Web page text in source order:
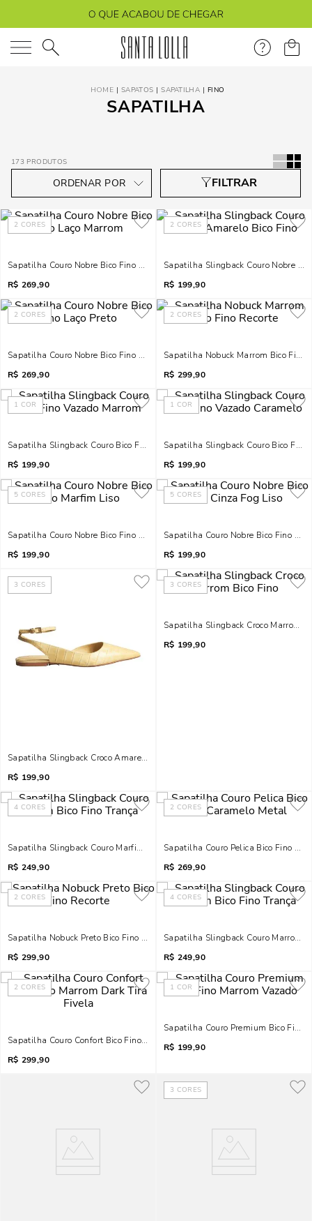
O que você está procurando?
SAPATOS SAPATILHA FINO
SAPATILHA
173 PRODUTOS
2 CORES
Sapatilha Couro Nobre Bico Fino Laço Marrom
R$ 269,90
2 CORES
Sapatilha Slingback Couro Nobre
R$ 199,90
2 CORES
Sapatilha Couro Nobre Bico Fino Laço Preto
R$ 269,90
2 CORES
Sapatilha Nobuck Marrom Bico Fino
R$ 299,90
1 COR
Sapatilha Slingback Couro Bico Fino Vazado Marrom
R$ 199,90
1 COR
Sapatilha Slingback Couro Bico Fino
R$ 199,90
5 CORES
Sapatilha Couro Nobre Bico Fino Marfim Liso
R$ 199,90
5 CORES
Sapatilha Couro Nobre Bico Fino
R$ 199,90
3 CORES
Sapatilha Slingback Croco Amarelo Bico Fino
R$ 199,90
3 CORES
Sapatilha Slingback Croco Marrom
R$ 199,90
4 CORES
Sapatilha Slingback Couro Marfim Bico Fino Trança
R$ 249,90
2 CORES
Sapatilha Couro Pelica Bico Fino
R$ 269,90
2 CORES
Sapatilha Nobuck Preto Bico Fino Recorte
R$ 299,90
4 CORES
Sapatilha Slingback Couro Marrom
R$ 249,90
2 CORES
Sapatilha Couro Confort Bico Fino Marrom Dark Tira Fivela
R$ 299,90
1 COR
Sapatilha Couro Premium Bico Fino
R$ 199,90
3 CORES